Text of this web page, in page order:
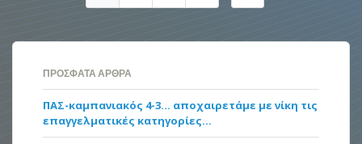
ΠΡΌΣΦΑΤΑ ΆΡΘΡΑ
ΠΑΣ-καμπανιακός 4-3… αποχαιρετάμε με νίκη τις
επαγγελματικές κατηγορίες…